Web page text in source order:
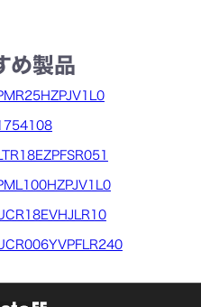
め製品
LTR18EZPFSR051